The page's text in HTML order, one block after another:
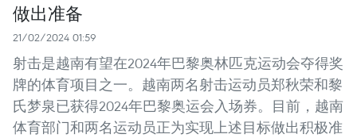
做出准备
21/02/2024 01:59
射击是越南有望在2024年巴黎奥林匹克运动会夺得奖
牌的体育项目之一。越南两名射击运动员郑秋荣和黎
氏梦泉已获得2024年巴黎奥运会入场券。目前，越南
体育部门和两名运动员正为实现上述目标做出积极准